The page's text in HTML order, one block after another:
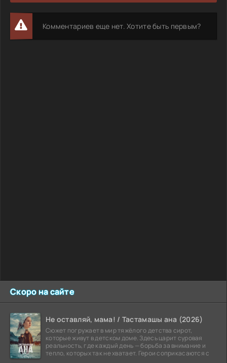
Скоро на сайте
Не оставляй, мама! / Тастамашы ана (2026)
Сюжет погружает в мир тяжёлого детства сирот,
которые живут в детском доме. Здесь царит суровая
реальность, где каждый день — борьба за внимание и
тепло, которых так не хватает. Герои соприкасаются с
Комментариев еще нет. Хотите быть первым?